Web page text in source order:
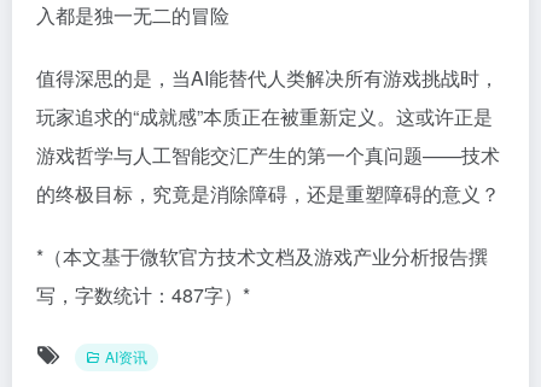
入都是独一无二的冒险
值得深思的是，当AI能替代人类解决所有游戏挑战时，
玩家追求的“成就感”本质正在被重新定义。这或许正是
游戏哲学与人工智能交汇产生的第一个真问题——技术
的终极目标，究竟是消除障碍，还是重塑障碍的意义？
*（本文基于微软官方技术文档及游戏产业分析报告撰
写，字数统计：487字）*
AI资讯